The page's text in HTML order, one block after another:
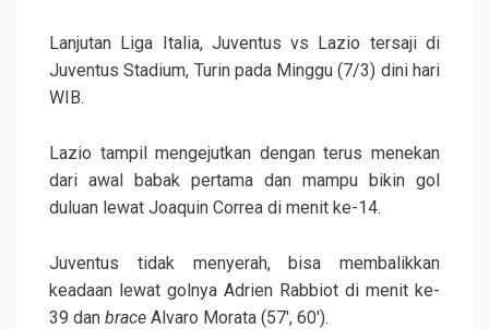
Lanjutan Liga Italia, Juventus vs Lazio tersaji di
Juventus Stadium, Turin pada Minggu (7/3) dini hari
WIB.
Lazio tampil mengejutkan dengan terus menekan
dari awal babak pertama dan mampu bikin gol
duluan lewat Joaquin Correa di menit ke-14.
Juventus tidak menyerah, bisa membalikkan
keadaan lewat golnya Adrien Rabbiot di menit ke-
39 dan brace Alvaro Morata (57′, 60′).